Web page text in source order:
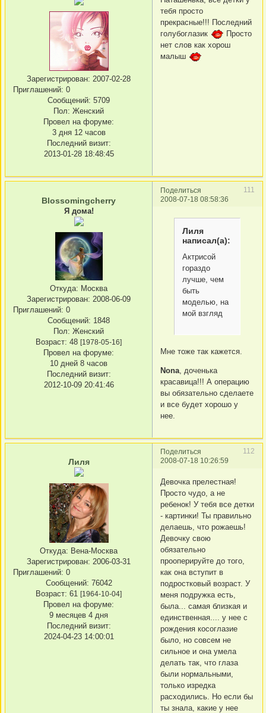
Зарегистрирован: 2007-02-28
Приглашений: 0
Сообщений: 5709
Пол: Женский
Провел на форуме:
3 дня 12 часов
Последний визит:
2013-01-28 18:48:45
тебя просто
прекрасные!!! Последний
голубоглазик
Просто
нет слов как хорош
малыш
Поделиться
111
2008-07-18 08:58:36
Blossomingcherry
Я дома!
Откуда: Москва
Зарегистрирован: 2008-06-09
Приглашений: 0
Сообщений: 1848
Пол: Женский
Возраст: 48 [1978-05-16]
Провел на форуме:
10 дней 8 часов
Последний визит:
2012-10-09 20:41:46
Лиля
написал(а):
Актрисой
гораздо
лучше, чем
быть
моделью, на
мой взгляд
Мне тоже так кажется.
Nona , доченька
красавица!!! А операцию
вы обязательно сделаете
и все будет хорошо у
нее.
Поделиться
112
2008-07-18 10:26:59
Лиля
Откуда: Вена-Москва
Зарегистрирован: 2006-03-31
Приглашений: 0
Сообщений: 76042
Возраст: 61 [1964-10-04]
Провел на форуме:
9 месяцев 4 дня
Последний визит:
2024-04-23 14:00:01
Девочка прелестная!
Просто чудо, а не
ребенок! У тебя все детки
- картинки! Ты правильно
делаешь, что рожаешь!
Девочку свою
обязательно
прооперируйте до того,
как она вступит в
подростковый возраст. У
меня подружка есть,
была... самая близкая и
единственная.... у нее с
рождения косоглазие
было, но совсем не
сильное и она умела
делать так, что глаза
были нормальными,
только изредка
расходились. Но если бы
ты знала, какие у нее